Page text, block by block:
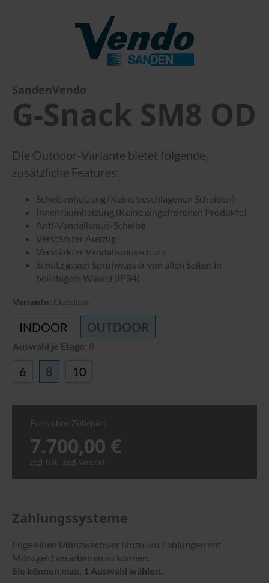
SandenVendo
G-Snack SM8 OD
Die Outdoor-Variante bietet folgende,
zusätzliche Features:
Scheibenheizung (Keine beschlagenen Scheiben)
Innenraumheizung (Keine eingefrorenen Produkte)
Anti-Vandalismus-Scheibe
Verstärkter Auszug
Verstärkter Vandalismusschutz
Schutz gegen Sprühwasser von allen Seiten in
beliebigem Winkel (IP34)
Variante: Outdoor
INDOOR OUTDOOR
Auswahl je Etage: 8
6 8 10
Preis ohne Zubehör:
7.700,00 €
zzgl. USt. , zzgl. Versand
Zahlungssysteme
Füge einen Münzwechsler hinzu um Zahlungen mit
Münzgeld verarbeiten zu können.
Sie können max. 1 Auswahl wählen.